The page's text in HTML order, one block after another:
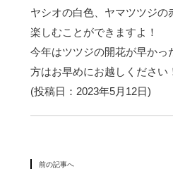
ヤシオの白色、ヤマツツジの
楽しむことができますよ！
今年はツツジの開花が早かっ
方はお早めにお越しください
(投稿日：2023年5月12日)
前の記事へ